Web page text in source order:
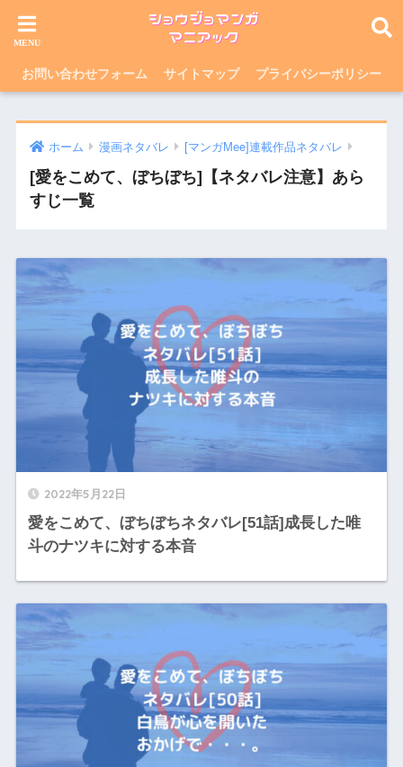
お問い合わせフォーム サイトマップ プライバシーポリシー
ホーム 漫画ネタバレ [マンガMee]連載作品ネタバレ
[愛をこめて、ぼちぼち]【ネタバレ注意】あら
すじ一覧
2022年5月22日
愛をこめて、ぼちぼちネタバレ[51話]成長した唯
斗のナツキに対する本音